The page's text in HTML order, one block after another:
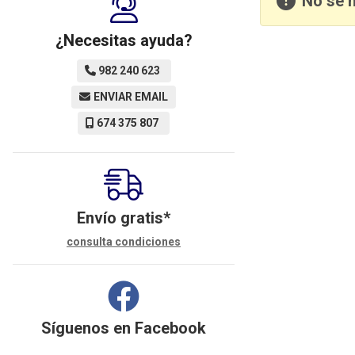
¿Necesitas ayuda?
982 240 623
ENVIAR EMAIL
674 375 807
Envío gratis*
consulta condiciones
Síguenos en Facebook